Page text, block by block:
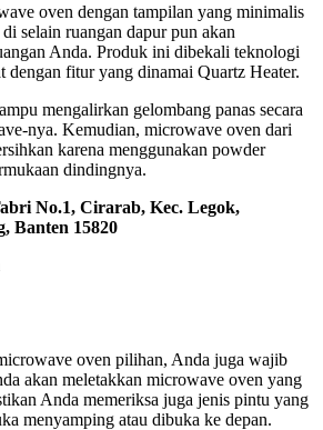
oven dengan tampilan yang minimalis
selain ruangan dapur pun akan
Anda. Produk ini dibekali teknologi
dengan fitur yang dinamai Quartz Heater.
mengalirkan gelombang panas secara
nya. Kemudian, microwave oven dari
karena menggunakan powder
dindingnya.
No.1, Cirarab, Kec. Legok,
Banten 15820
oven pilihan, Anda juga wajib
akan meletakkan microwave oven yang
Anda memeriksa juga jenis pintu yang
menyamping atau dibuka ke depan.